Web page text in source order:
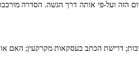
ועל-פי אותה דרך הגשה. הסדרה
דרישת הכתב בעסקאות מקרקעין; האם